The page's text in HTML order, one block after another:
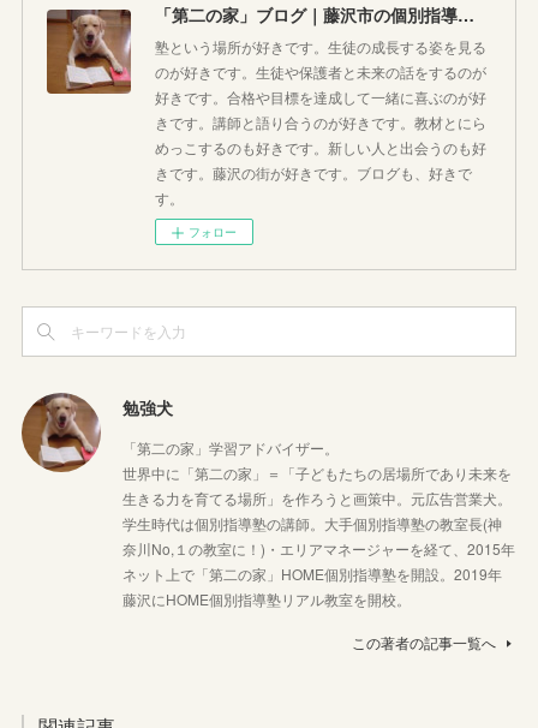
「第二の家」ブログ｜藤沢市の個別指導塾のお話
塾という場所が好きです。生徒の成長する姿を見る
のが好きです。生徒や保護者と未来の話をするのが
好きです。合格や目標を達成して一緒に喜ぶのが好
きです。講師と語り合うのが好きです。教材とにら
めっこするのも好きです。新しい人と出会うのも好
きです。藤沢の街が好きです。ブログも、好きで
す。
フォロー
勉強犬
「第二の家」学習アドバイザー。
世界中に「第二の家」＝「子どもたちの居場所であり未来を
生きる力を育てる場所」を作ろうと画策中。元広告営業犬。
学生時代は個別指導塾の講師。大手個別指導塾の教室長(神
奈川No,１の教室に！)・エリアマネージャーを経て、2015年
ネット上で「第二の家」HOME個別指導塾を開設。2019年
藤沢にHOME個別指導塾リアル教室を開校。
この著者の記事一覧へ